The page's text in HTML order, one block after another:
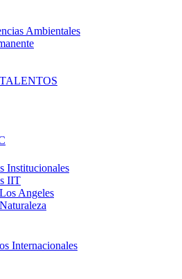
Ambientales
Institucionales
IIT
Angeles
Internacionales